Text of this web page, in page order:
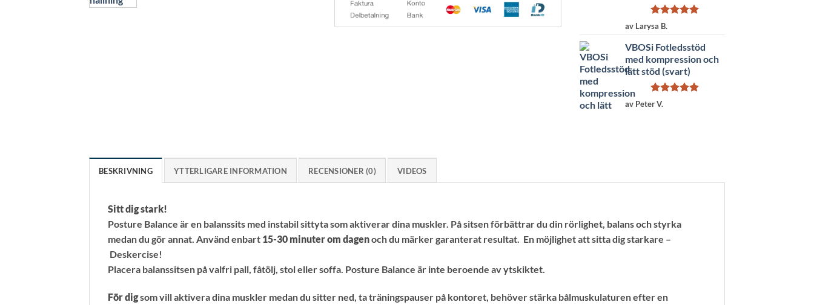
Betygsatt
av Larysa B.
VBOSi Fotledsstöd
med kompression och
lätt stöd (svart)
Betygsatt
av Peter V.
BESKRIVNING YTTERLIGARE INFORMATION RECENSIONER (0) VIDEOS
Sitt dig stark!
Posture Balance är en balanssits med instabil sittyta som aktiverar dina muskler. På sitsen förbättrar du din rörlighet, balans och styrka
medan du gör annat. Använd enbart 15-30 minuter om dagenoch du märker garanterat resultat. En möjlighet att sitta dig starkare –
Deskercise!
Placera balanssitsen på valfri pall, fåtölj, stol eller soffa. Posture Balance är inte beroende av ytskiktet.
För digsom vill aktivera dina muskler medan du sitter ned, ta träningspauser på kontoret, behöver stärka bålmuskulaturen efter en